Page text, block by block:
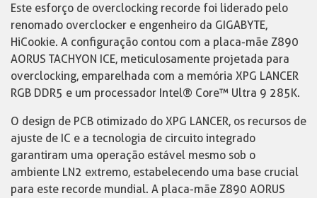
Este esforço de overclocking recorde foi liderado pelo
renomado overclocker e engenheiro da GIGABYTE,
HiCookie. A configuração contou com a placa-mãe Z890
AORUS TACHYON ICE, meticulosamente projetada para
overclocking, emparelhada com a memória XPG LANCER
RGB DDR5 e um processador Intel® Core™ Ultra 9 285K.
O design de PCB otimizado do XPG LANCER, os recursos de
ajuste de IC e a tecnologia de circuito integrado
garantiram uma operação estável mesmo sob o
ambiente LN2 extremo, estabelecendo uma base crucial
para este recorde mundial. A placa-mãe Z890 AORUS